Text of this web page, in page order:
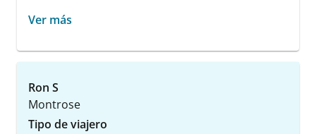
Ver más
Ron S
Montrose
Tipo de viajero